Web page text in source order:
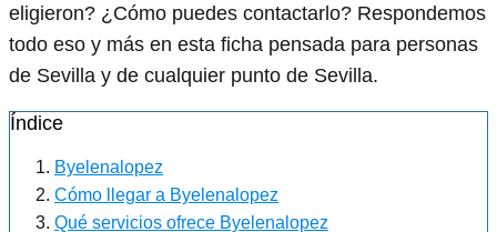
eligieron? ¿Cómo puedes contactarlo? Respondemos
todo eso y más en esta ficha pensada para personas
de Sevilla y de cualquier punto de Sevilla.
Índice
Byelenalopez
Cómo llegar a Byelenalopez
Qué servicios ofrece Byelenalopez